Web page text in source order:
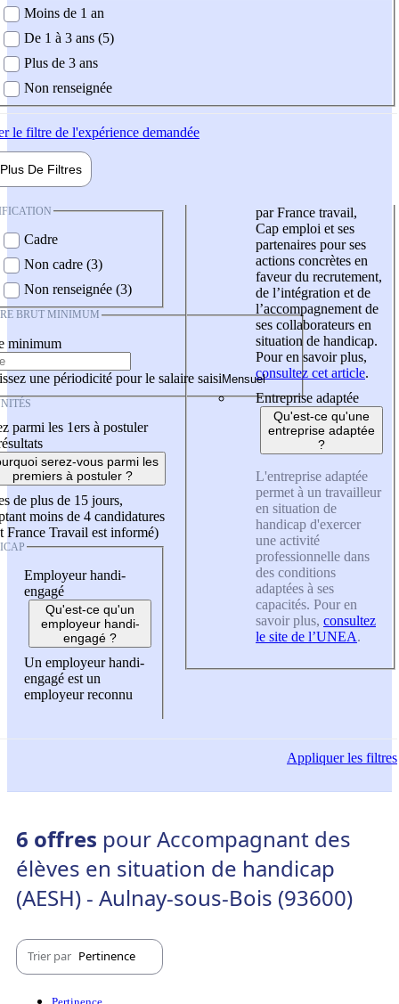
demandée
Moins de 1 an
De 1 à 3 ans (5)
Plus de 3 ans
Non renseignée
le filtre de l'expérience demandée
Plus De Filtres
Cadre
Non cadre (3)
Non renseignée (3)
BRUT MINIMUM
minimum
une périodicité pour le salaire saisi
parmi les 1ers à postuler
serez-vous parmi les
premiers à postuler ?
de plus de 15 jours,
moins de 4 candidatures
France Travail est informé)
Employeur handi-
engagé
Qu'est-ce qu'un
employeur handi-
engagé ?
Un employeur handi-
engagé est un
employeur reconnu
par France travail,
Cap emploi et ses
partenaires pour ses
actions concrètes en
faveur du recrutement,
de l’intégration et de
l’accompagnement de
ses collaborateurs en
situation de handicap.
Pour en savoir plus,
consultez cet article.
Entreprise adaptée
Qu'est-ce qu'une
entreprise adaptée
?
L'entreprise adaptée
permet à un travailleur
en situation de
handicap d'exercer
une activité
professionnelle dans
des conditions
adaptées à ses
capacités. Pour en
savoir plus, consultez
le site de l’UNEA.
Appliquerles filtres
6 offres pour Accompagnant des
élèves en situation de handicap
(AESH) - Aulnay-sous-Bois (93600)
Trier par Pertinence